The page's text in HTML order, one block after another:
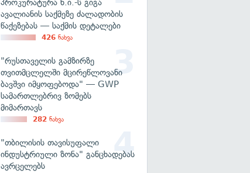
პროკურატურა ნ.ი.-ს გიგა
ავალიანის საქმეზე ძალადობის
წაქეზებას — საქმის დეტალები
426 ნახვა
"რუსთაველის გამზირზე
თვითმცლელში მცირეწლოვანი
ბავშვი იმყოფებოდა" — GWP
სამართლებრივ ზომებს
მიმართავს
282 ნახვა
"თბილისის თავისუფალი
ინდუსტრიული ზონა" განცხადებას
ავრცელებს